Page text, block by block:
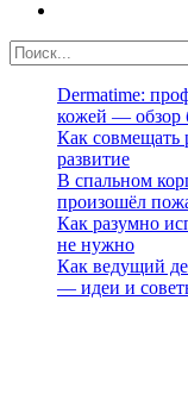
Dermatime:
кожей — обзор
Как совмещать
развитие
В спальном
произошёл
Как разумно
не нужно
Как ведущий
— идеи и